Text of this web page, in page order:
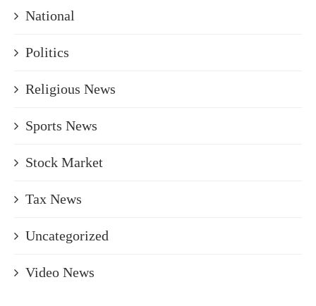
National
Politics
Religious News
Sports News
Stock Market
Tax News
Uncategorized
Video News